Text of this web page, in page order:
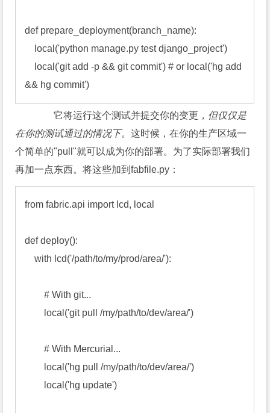
def prepare_deployment(branch_name):
&& hg commit')
它将运行这个测试并提交你的变更， 但仅仅是
在你的测试通过的情况下。这时候，在你的生产区域一
个简单的"pull"就可以成为你的部署。为了实际部署我们
再加一点东西。将这些加到fabfile.py：
from fabric.api import lcd, local
def deploy():
    with lcd('/path/to/my/prod/area/'):
        # With git...
        # With Mercurial...